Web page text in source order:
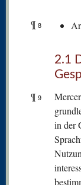
¶ 8
2.1
¶ 9
in der